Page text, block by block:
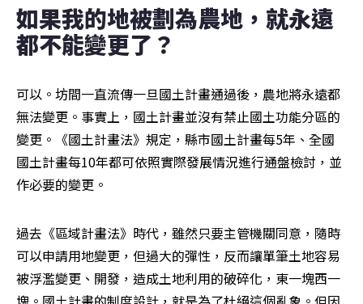
如果我的地被劃為農地，就永遠
都不能變更了？
可以。坊間一直流傳一旦國土計畫通過後，農地將永遠都
無法變更。事實上，國土計畫並沒有禁止國土功能分區的
變更。《國土計畫法》規定，縣市國土計畫每5年、全國
國土計畫每10年都可依照實際發展情況進行通盤檢討，並
作必要的變更。
過去《區域計畫法》時代，雖然只要主管機關同意，隨時
可以申請用地變更，但過大的彈性，反而讓單筆土地容易
被浮濫變更、開發，造成土地利用的破碎化，東一塊西一